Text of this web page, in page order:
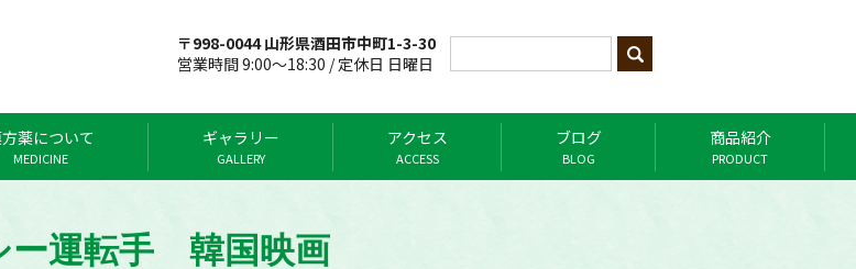
〒998-0044 山形県酒田市中町1-3-30
営業時間 9:00～18:30 / 定休日 日曜日
薬について
MEDICINE
ギャラリー
GALLERY
アクセス
ACCESS
ブログ
BLOG
商品紹介
PRODUCT
ー運転手 韓国映画